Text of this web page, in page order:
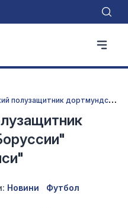
А
мериканский полузащитник дортмундской "Боруссии" переходит в "Челси"
Новини Футбол